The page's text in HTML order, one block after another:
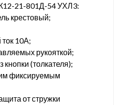
21-801Д-54 УХЛ3:
крестовый;
10А;
рукояткой;
кнопки (толкателя);
фиксируемым
от стружки